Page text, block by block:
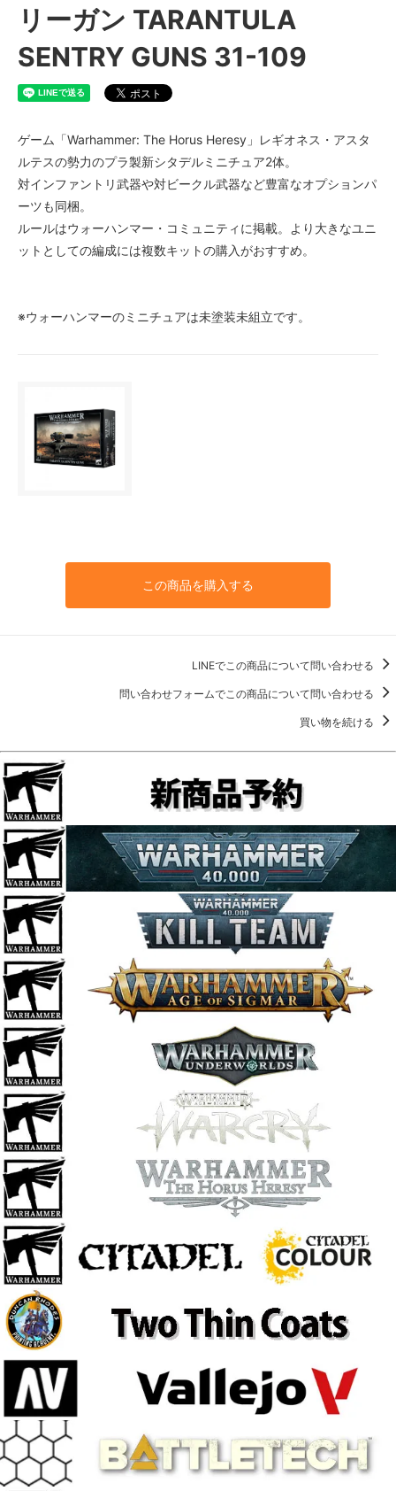
リーガン TARANTULA
SENTRY GUNS 31-109
ゲーム「Warhammer: The Horus Heresy」レギオネス・アスタ
ルテスの勢力のプラ製新シタデルミニチュア2体。
対インファントリ武器や対ビークル武器など豊富なオプションパ
ーツも同梱。
ルールはウォーハンマー・コミュニティに掲載。より大きなユニ
ットとしての編成には複数キットの購入がおすすめ。
※ウォーハンマーのミニチュアは未塗装未組立です。
この商品を購入する
LINEでこの商品について問い合わせる
問い合わせフォームでこの商品について問い合わせる
買い物を続ける